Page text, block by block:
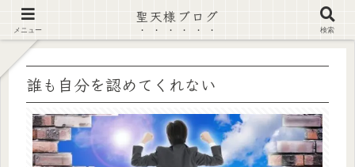
【注意喚起】偽サイト及び偽情報に注意 ▶確認する◀
誰も自分を認めてくれない
メニュー
聖天様ブログ
検索